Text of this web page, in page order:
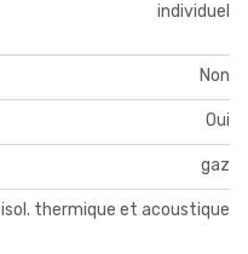
individuel
Non
Oui
gaz
isol. thermique et acoustique